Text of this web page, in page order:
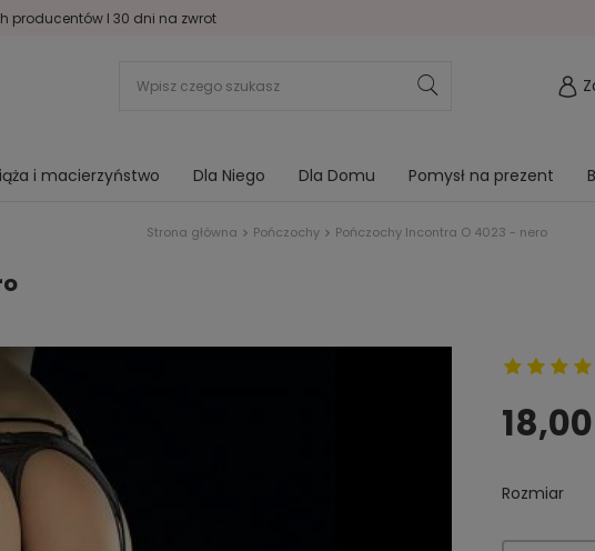
producentów I 30 dni na zwrot
i macierzyństwo Dla Niego Dla Domu Pomysł na prezent
Strona główna Pończochy Pończochy Incontra O 4023 - nero
18,00
Rozmiar